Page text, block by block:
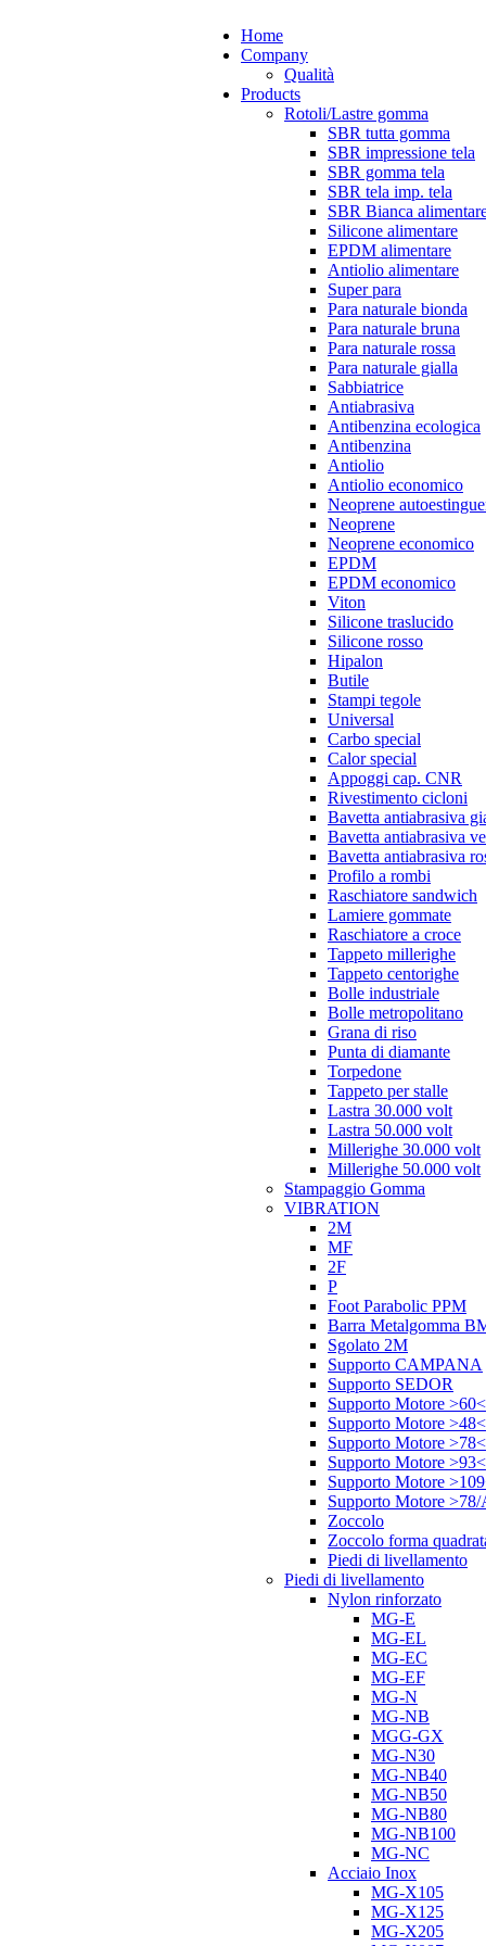
Home
Company
Qualità
Products
Rotoli/Lastre gomma
SBR tutta gomma
SBR impressione tela
SBR gomma tela
SBR tela imp. tela
SBR Bianca
Silicone alimentare
EPDM alimentare
Antiolio alimentare
Super para
Para naturale bionda
Para naturale bruna
Para naturale rossa
Para naturale gialla
Sabbiatrice
Antiabrasiva
Antibenzina ecologica
Antibenzina
Antiolio
Antiolio economico
Neoprene
Neoprene
Neoprene economico
EPDM
EPDM economico
Viton
Silicone traslucido
Silicone rosso
Hipalon
Butile
Stampi tegole
Universal
Carbo special
Calor special
Appoggi cap. CNR
Rivestimento cicloni
Bavetta antiabrasiva
Bavetta antiabrasiva
Bavetta antiabrasiva
Profilo a rombi
Raschiatore sandwich
Lamiere gommate
Raschiatore a croce
Tappeto millerighe
Tappeto centorighe
Bolle industriale
Bolle metropolitano
Grana di riso
Punta di diamante
Torpedone
Tappeto per stalle
Lastra 30.000 volt
Lastra 50.000 volt
Millerighe 30.000 volt
Millerighe 50.000 volt
Stampaggio Gomma
VIBRATION
2M
MF
2F
P
Foot Parabolic PPM
Barra Metalgomma
Sgolato 2M
Supporto CAMPANA
Supporto SEDOR
Supporto Motore >60<
Supporto Motore >48<
Supporto Motore >78<
Supporto Motore >93<
Supporto Motore
Supporto Motore
Zoccolo
Zoccolo forma
Piedi di livellamento
Piedi di livellamento
Nylon rinforzato
MG-E
MG-EL
MG-EC
MG-EF
MG-N
MG-NB
MGG-GX
MG-N30
MG-NB40
MG-NB50
MG-NB80
MG-NB100
MG-NC
Acciaio Inox
MG-X105
MG-X125
MG-X205